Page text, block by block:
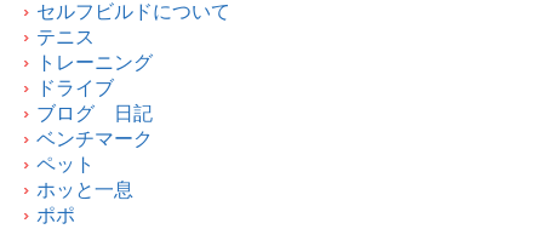
セルフビルドについて
テニス
トレーニング
ドライブ
ブログ 日記
ベンチマーク
ペット
ホッと一息
ポポ